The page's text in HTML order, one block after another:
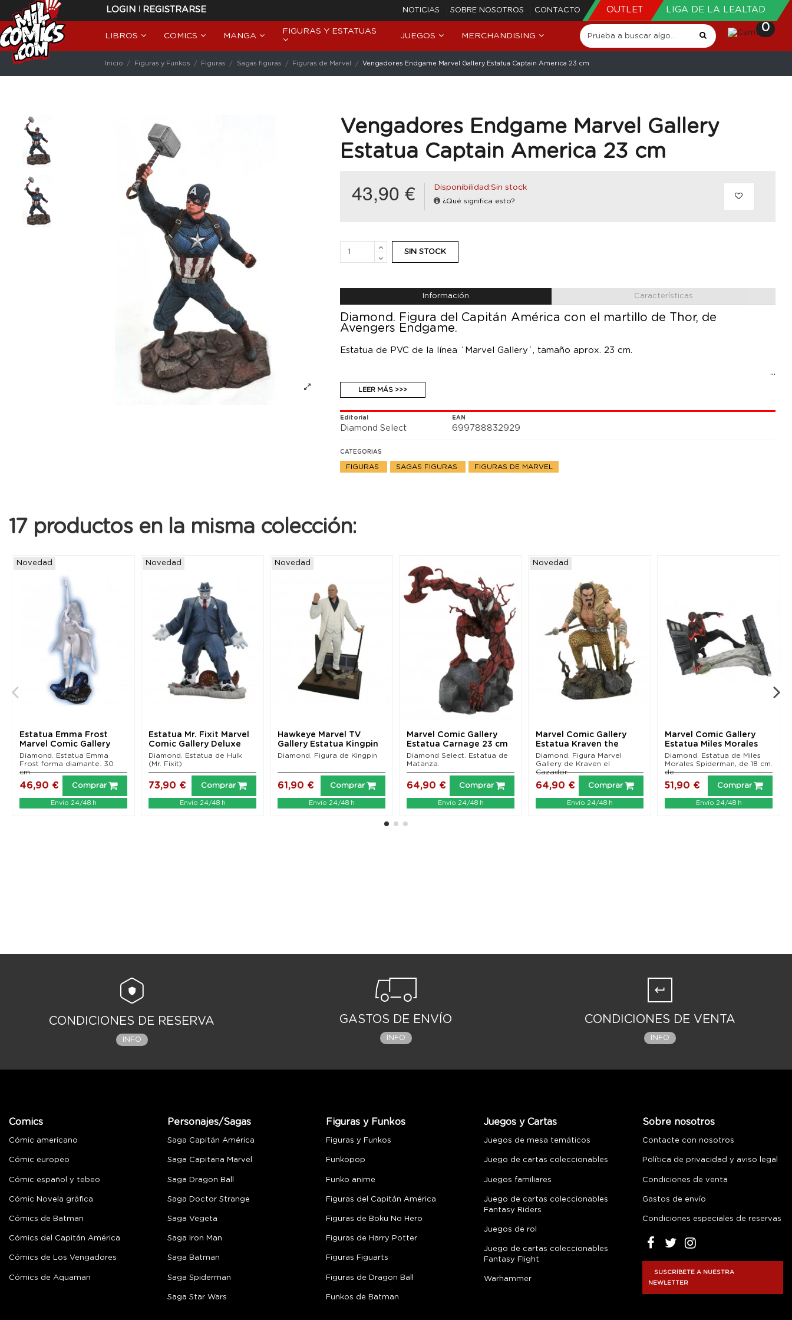
LOGIN | REGISTRARSE NOTICIAS SOBRE NOSOTROS CONTACTO OUTLET LIGA DE LA LEALTAD
LIBROS COMICS MANGA
FIGURAS Y ESTATUAS
JUEGOS MERCHANDISING
0
Inicio Figuras y Funkos Figuras Sagas figuras Figuras de Marvel Vengadores Endgame Marvel Gallery Estatua Captain America 23 cm
Vengadores Endgame Marvel Gallery
Estatua Captain America 23 cm
43,90 € Disponibilidad:Sin stock
¿Qué significa esto?
SIN STOCK
Información Características
Diamond. Figura del Capitán América con el martillo de Thor, de
Avengers Endgame.
Estatua de PVC de la línea ´Marvel Gallery´, tamaño aprox. 23 cm.
LEER MÁS >>>
Editorial
Diamond Select
EAN
699788832929
CATEGORIAS
FIGURAS SAGAS FIGURAS FIGURAS DE MARVEL
17 productos en la misma colección:
Novedad
Estatua Emma Frost
Marvel Comic Gallery
Diamond. Estatua Emma
Frost forma diamante. 30
cm.
46,90 € Comprar
Envío 24/48 h
Novedad
Estatua Mr. Fixit Marvel
Comic Gallery Deluxe
Diamond. Estatua de Hulk
(Mr. Fixit)
73,90 € Comprar
Envío 24/48 h
Novedad
Hawkeye Marvel TV
Gallery Estatua Kingpin
25 cm
Diamond. Figura de Kingpin
61,90 € Comprar
Envío 24/48 h
Marvel Comic Gallery
Estatua Carnage 23 cm
Diamond Select. Estatua de
Matanza.
64,90 € Comprar
Envío 24/48 h
Novedad
Marvel Comic Gallery
Estatua Kraven the
Hunter 25 cm
Diamond. Figura Marvel
Gallery de Kraven el
Cazador.
64,90 € Comprar
Envío 24/48 h
Marvel Comic Gallery
Estatua Miles Morales
Spider-Man 18 cm
Diamond. Estatua de Miles
Morales Spiderman, de 18 cm.
de...
51,90 € Comprar
Envío 24/48 h
CONDICIONES DE RESERVA
INFO
GASTOS DE ENVÍO
INFO
CONDICIONES DE VENTA
INFO
Comics
Cómic americano
Cómic europeo
Cómic español y tebeo
Cómic Novela gráfica
Cómics de Batman
Cómics del Capitán América
Cómics de Los Vengadores
Cómics de Aquaman
Personajes/Sagas
Saga Capitán América
Saga Capitana Marvel
Saga Dragon Ball
Saga Doctor Strange
Saga Vegeta
Saga Iron Man
Saga Batman
Saga Spiderman
Saga Star Wars
Figuras y Funkos
Figuras y Funkos
Funkopop
Funko anime
Figuras del Capitán América
Figuras de Boku No Hero
Figuras de Harry Potter
Figuras Figuarts
Figuras de Dragon Ball
Funkos de Batman
Juegos y Cartas
Juegos de mesa temáticos
Juego de cartas coleccionables
Juegos familiares
Juego de cartas coleccionables
Fantasy Riders
Juegos de rol
Juego de cartas coleccionables
Fantasy Flight
Warhammer
Sobre nosotros
Contacte con nosotros
Política de privacidad y aviso legal
Condiciones de venta
Gastos de envío
Condiciones especiales de reservas
SUSCRÍBETE A NUESTRA
NEWLETTER